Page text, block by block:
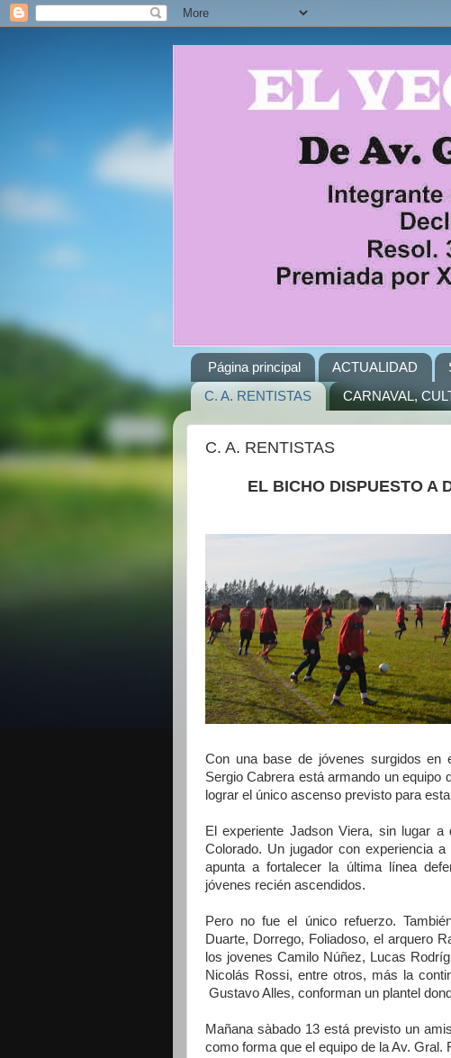
Página principal ACTUALIDAD
C. A. RENTISTAS
CARNAVAL,
C. A. RENTISTAS
EL BICHO DISPUESTO A
Con una base de jóvenes surgidos en
Sergio Cabrera está armando un equipo
lograr el único ascenso previsto para
El experiente Jadson Viera, sin lugar
Colorado. Un jugador con experiencia
apunta a fortalecer la última línea
jóvenes recién ascendidos.
Pero no fue el único refuerzo.
Duarte, Dorrego, Foliadoso, el arquero
los jovenes Camilo Núñez, Lucas
Nicolás Rossi, entre otros, más la
Gustavo Alles, conforman un plantel
Mañana sàbado 13 está previsto un
como forma que el equipo de la Av.